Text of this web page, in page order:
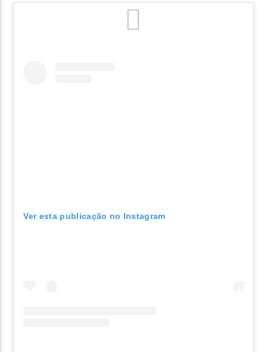
Ver esta publicação no Instagram